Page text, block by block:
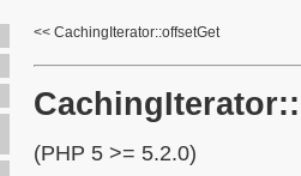
CachingIterator::offsetGet
(PHP 5 >= 5.2.0)